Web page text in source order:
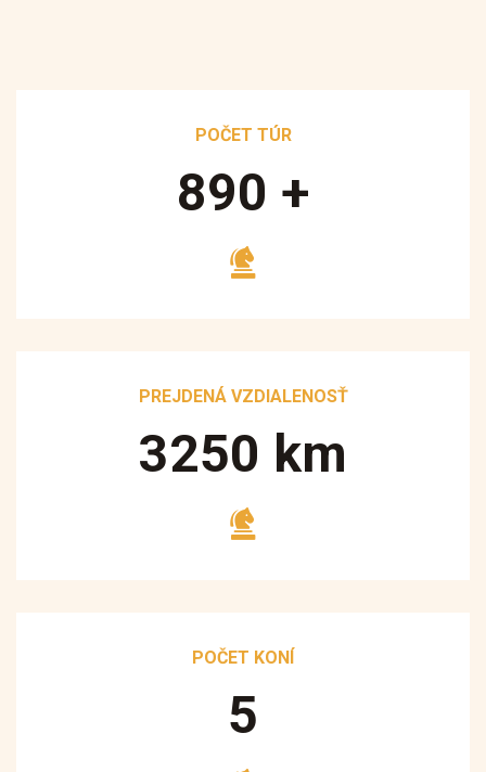
POČET TÚR
890 +
PREJDENÁ VZDIALENOSŤ
3250 km
POČET KONÍ
5